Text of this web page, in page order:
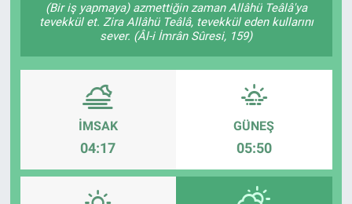
(Bir iş yapmaya) azmettiğin zaman Allâhü Teâlâ'ya
tevekkül et. Zira Allâhü Teâlâ, tevekkül eden kullarını
sever. (Âl-i İmrân Sûresi, 159)
İMSAK
04:17
GÜNEŞ
05:50